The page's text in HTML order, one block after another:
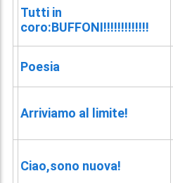
Tutti in
coro:BUFFONI!!!!!!!!!!!!!
Poesia
Arriviamo al limite!
Ciao,sono nuova!